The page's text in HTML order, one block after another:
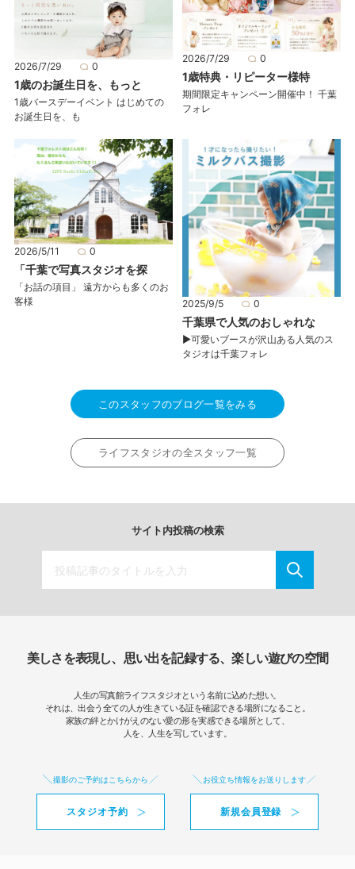
2026/7/29 0
1歳のお誕生日を、もっと
1歳バースデーイベント はじめての
お誕生日を、も
2026/7/29 0
1歳特典・リピーター様特
期間限定キャンペーン開催中！ 千葉
フォレ
2026/5/11 0
「千葉で写真スタジオを探
「お話の項目」 遠方からも多くのお
客様
2025/9/5 0
千葉県で人気のおしゃれな
▶可愛いブースが沢山ある人気のス
タジオは千葉フォレ
このスタッフのブログ一覧をみる
ライフスタジオの全スタッフ一覧
サイト内投稿の検索
美しさを表現し、思い出を記録する、楽しい遊びの空間
人生の写真館ライフスタジオという名前に込めた想い。
それは、出会う全ての人が生きている証を確認できる場所になること。
家族の絆とかけがえのない愛の形を実感できる場所として、
人を、人生を写しています。
撮影のご予約はこちらから
スタジオ予約
お役立ち情報をお送りします
新規会員登録